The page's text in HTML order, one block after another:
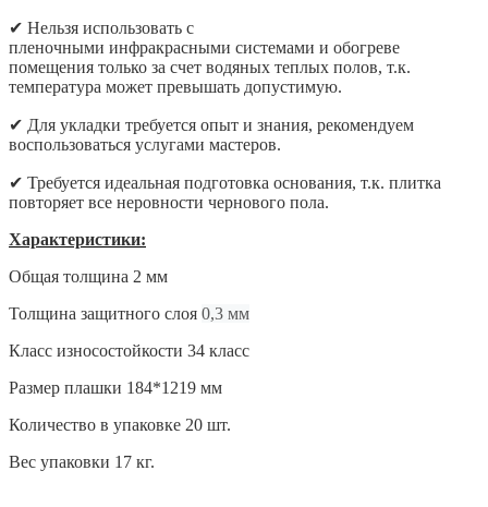
✔ Нельзя использовать с
пленочными инфракрасными системами и обогреве
помещения только за счет водяных теплых полов, т.к.
температура может превышать допустимую.
✔ Для укладки требуется опыт и знания, рекомендуем
воспользоваться услугами мастеров.
✔ Требуется идеальная подготовка основания, т.к. плитка
повторяет все неровности чернового пола.
Характеристики:
Общая толщина 2 мм
Толщина защитного слоя 0,3 мм
Класс износостойкости 34 класс
Размер плашки 184*1219 мм
Количество в упаковке 20 шт.
Вес упаковки 17 кг.